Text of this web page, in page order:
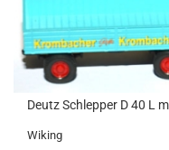
Deutz Schlep­per D 40 L
Wi­king